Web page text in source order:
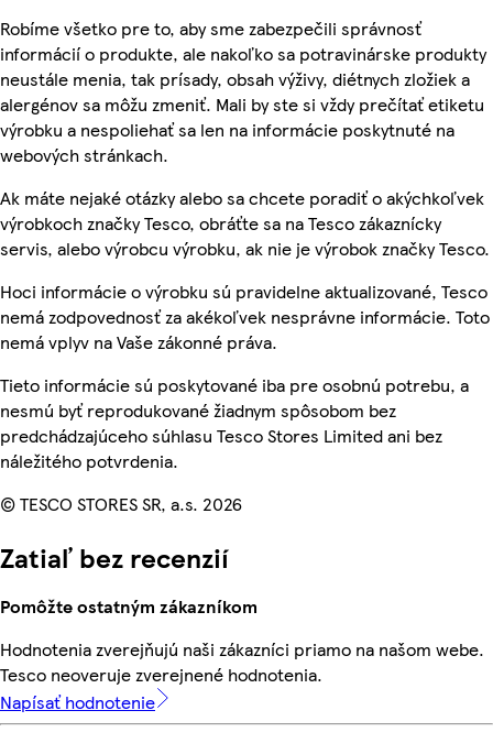
Robíme všetko pre to, aby sme zabezpečili správnosť
informácií o produkte, ale nakoľko sa potravinárske produkty
neustále menia, tak prísady, obsah výživy, diétnych zložiek a
alergénov sa môžu zmeniť. Mali by ste si vždy prečítať etiketu
výrobku a nespoliehať sa len na informácie poskytnuté na
webových stránkach.
Ak máte nejaké otázky alebo sa chcete poradiť o akýchkoľvek
výrobkoch značky Tesco, obráťte sa na Tesco zákaznícky
servis, alebo výrobcu výrobku, ak nie je výrobok značky Tesco.
Hoci informácie o výrobku sú pravidelne aktualizované, Tesco
nemá zodpovednosť za akékoľvek nesprávne informácie. Toto
nemá vplyv na Vaše zákonné práva.
Tieto informácie sú poskytované iba pre osobnú potrebu, a
nesmú byť reprodukované žiadnym spôsobom bez
predchádzajúceho súhlasu Tesco Stores Limited ani bez
náležitého potvrdenia.
© TESCO STORES SR, a.s. 2026
Zatiaľ bez recenzií
Pomôžte ostatným zákazníkom
Hodnotenia zverejňujú naši zákazníci priamo na našom webe.
Tesco neoveruje zverejnené hodnotenia.
Napísať hodnotenie